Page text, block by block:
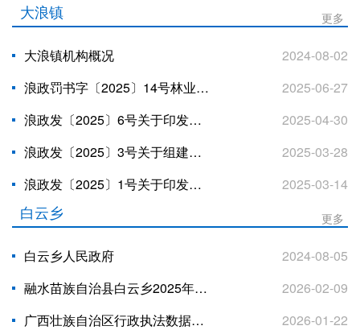
大浪镇 更多
大浪镇机构概况
2024-08-02
浪政罚书字〔2025〕14号林业行政处罚决定书
2025-06-27
浪政发〔2025〕6号关于印发《大浪镇2025年对网吧、酒吧、娱乐场所等专项整治工作方案》的通知
2025-04-30
浪政发〔2025〕3号关于组建大浪镇第二轮土地承包到期后再延长三十年试点工作领导小组及专班的通知
2025-03-28
浪政发〔2025〕1号关于印发《2025年大浪镇耕地地力保护补贴项目实施方案》的通知
2025-03-14
白云乡 更多
白云乡人民政府
2024-08-05
融水苗族自治县白云乡2025年法治政府建设年度报告
2026-02-09
广西壮族自治区行政执法数据统计年报表（白云乡1.22）
2026-01-22